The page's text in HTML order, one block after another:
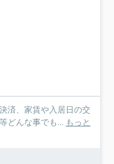
済、家賃や入居日の交
どんな事でも...
もっと